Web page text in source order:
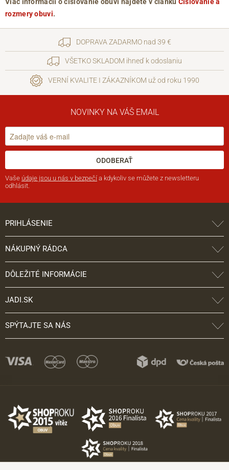
rozmery obuvi.
DOPRAVA ZADARMO nad 39 €
VŠETKO SKLADOM ihneď k odoslaniu
VERNÍ KVALITE I ZÁKAZNÍKOM už od roku 1990
NOVINKY NA VÁŠ EMAIL
ODOBERAŤ
Vaše údaje jsou u nás v bezpečí a kdykoliv se můžete z newsletteru
odhlásit.
PRIHLÁSENIE
NÁKUPNÝ RÁDCA
DÔLEŽITÉ INFORMÁCIE
JADI.SK
SPÝTAJTE SA NÁS